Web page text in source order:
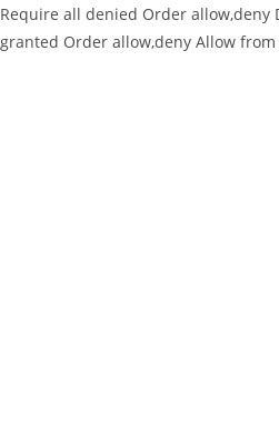
Require all denied Order allow,deny
granted Order allow,deny Allow from